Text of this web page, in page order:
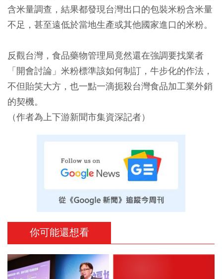
含米量調查，結果都發現台灣出口的包裝米粉含米量
不足，甚至遠低於當地生產或其他國家進口的米粉。
反觀台灣，食品藥物管理局竟然還在強調要找業者
「開會討論」米粉標準該如何制訂，牛步化的作法，
不但貽笑大方，也一點一滴扼殺台灣食品加工業外銷
的契機。
（作者為上下游新聞市集資深記者）
你可能還想看